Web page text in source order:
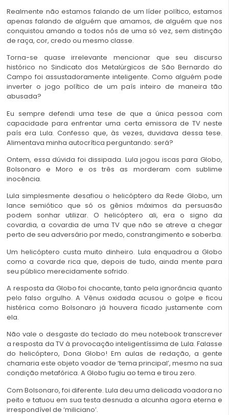
Realmente não estamos falando de um líder político, estamos
apenas falando de alguém que amamos, de alguém que nos
conquistou amando a todos nós de uma só vez, sem distinção
de raça, cor, credo ou mesmo classe.
Torna-se quase irrelevante mencionar que seu discurso
histórico no Sindicato dos Metalúrgicos de São Bernardo do
Campo foi assustadoramente inteligente. Como alguém pode
inverter o jogo político de um país inteiro de maneira tão
abusada?
Eu sempre defendi uma tese de que a única pessoa com
capacidade para enfrentar uma certa emissora de TV neste
país era Lula. Confesso que, às vezes, duvidava dessa tese.
Alimentava minha autocrítica perguntando: será?
Ontem, essa dúvida foi dissipada. Lula jogou iscas para Globo,
Bolsonaro e Moro e os três as morderam com sublime
inocência.
Lula simplesmente desafiou o helicóptero da Rede Globo, um
lance semiótico que só os gênios máximos da persuasão
podem sonhar utilizar. O helicóptero ali, era o signo da
covardia, a covardia de uma TV que não se atreve a chegar
perto de seu adversário por medo, constrangimento e soberba.
Um helicóptero custa muito dinheiro. Lula enquadrou a Globo
como a covarde rica que, depois de tudo, ainda mente para
seu público merecidamente sofrido.
A resposta da Globo foi chocante, tanto pela ignorância quanto
pelo falso orgulho. A Vênus oxidada acusou o golpe e ficou
histérica como Bolsonaro já houvera ficado justamente com
ela.
Não vale o desgaste do teclado do meu notebook transcrever
a resposta da TV à provocação inteligentíssima de Lula. Falasse
do helicóptero, Dona Globo! Em aulas de redação, a gente
chamaria este objeto voador de ‘tema principal’, mesmo na sua
condição metafórica. A Globo fugiu ao tema e tirou zero.
Com Bolsonaro, foi diferente. Lula deu uma delicada voadora no
peito e tatuou em sua testa desnuda a alcunha agora eterna e
irrespondível de ‘miliciano’.